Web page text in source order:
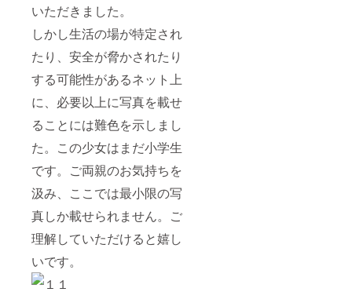
いただきました。
しかし生活の場が特定され
たり、安全が脅かされたり
する可能性があるネット上
に、必要以上に写真を載せ
ることには難色を示しまし
た。この少女はまだ小学生
です。ご両親のお気持ちを
汲み、ここでは最小限の写
真しか載せられません。ご
理解していただけると嬉し
いです。